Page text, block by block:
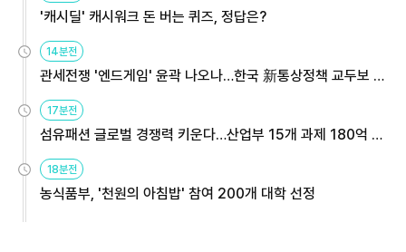
'캐시딜' 캐시워크 돈 버는 퀴즈, 정답은?
14분전
관세전쟁 '엔드게임' 윤곽 나오나…한국 新통상정책 교두보 활
용해야
17분전
섬유패션 글로벌 경쟁력 키운다…산업부 15개 과제 180억 지
원
18분전
농식품부, '천원의 아침밥' 참여 200개 대학 선정